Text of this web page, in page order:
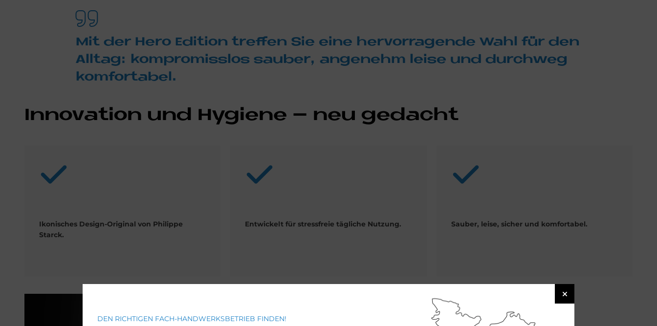
Mit der Hero Edi­ti­on tref­fen Sie eine her­vor­ra­gen­de Wahl für den
All­tag: kom­pro­miss­los sau­ber, an­ge­nehm lei­se und durch­weg
kom­for­ta­bel.
In­no­va­ti­on und Hy­gie­ne – neu ge­dacht
Ikonisches Design-Original von Philippe
Starck.
Entwickelt für stressfreie tägliche Nutzung. Sauber, leise, sicher und komfortabel.
DEN RICHTIGEN FACH-HANDWERKSBETRIEB FINDEN!